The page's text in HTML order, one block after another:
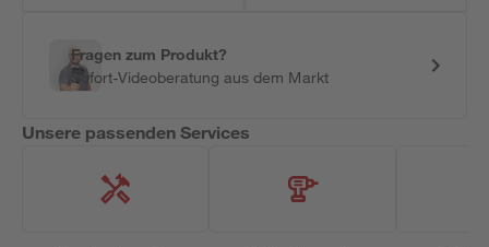
Fragen zum Produkt?
Sofort-Videoberatung aus dem Markt
Unsere passenden Services